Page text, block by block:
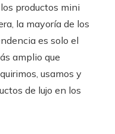
productos mini
la mayoría de los
es solo el
amplio que
usamos y
de lujo en los